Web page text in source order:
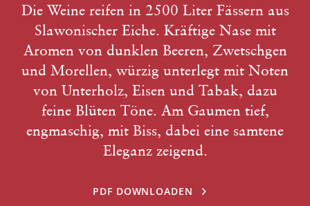
Die Weine reifen in 2500 Liter Fässern aus
Slawonischer Eiche. Kräftige Nase mit
Aromen von dunklen Beeren, Zwetschgen
und Morellen, würzig unterlegt mit Noten
von Unterholz, Eisen und Tabak, dazu
feine Blüten Töne. Am Gaumen tief,
engmaschig, mit Biss, dabei eine samtene
Eleganz zeigend.
PDF DOWNLOADEN